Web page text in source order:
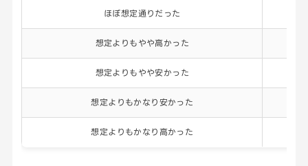
ほぼ想定通りだった
想定よりもやや高かった
想定よりもやや安かった
想定よりもかなり安かった
想定よりもかなり高かった